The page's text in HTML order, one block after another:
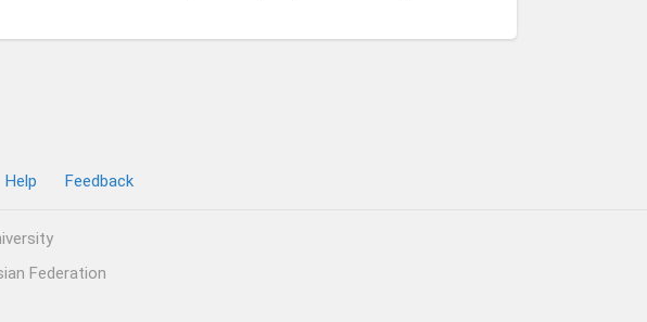
Help Feedback
Federation